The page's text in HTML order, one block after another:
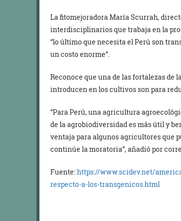
La fitomejoradora María Scurrah,
interdisciplinarios que trabaja en la
“lo último que necesita el Perú son
un costo enorme”.
Reconoce que una de las fortalezas de
introducen en los cultivos son para
“Para Perú, una agricultura
de la agrobiodiversidad es más útil y
ventaja para algunos agricultores que
continúe la moratoria”, añadió por
Fuente:https://www.scidev.net/
respecto-a-los-transgenicos.html